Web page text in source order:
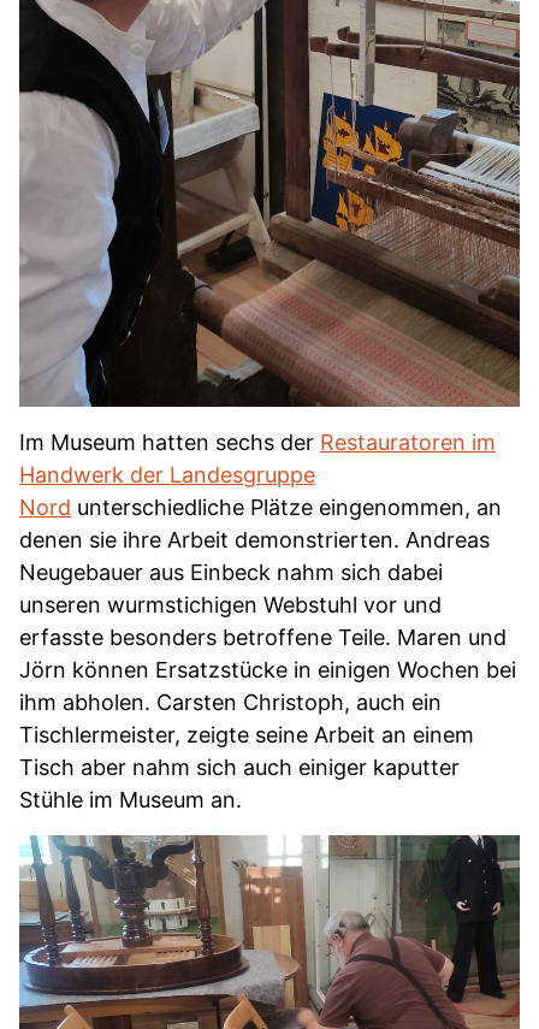
Im Museum hatten sechs der Restauratoren im
Handwerk der Landesgruppe
Nord unterschiedliche Plätze eingenommen, an
denen sie ihre Arbeit demonstrierten. Andreas
Neugebauer aus Einbeck nahm sich dabei
unseren wurmstichigen Webstuhl vor und
erfasste besonders betroffene Teile. Maren und
Jörn können Ersatzstücke in einigen Wochen bei
ihm abholen. Carsten Christoph, auch ein
Tischlermeister, zeigte seine Arbeit an einem
Tisch aber nahm sich auch einiger kaputter
Stühle im Museum an.